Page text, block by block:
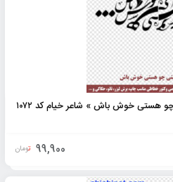
چو هستی خوش باش » شاعر خیام کد ۱۰۷۲
99,900 تومان